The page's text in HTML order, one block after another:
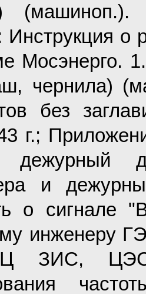
Инструкция о
Мосэнерго.
чернила)
без
г.;
дежурный
и
о
инженеру
ЗИС,